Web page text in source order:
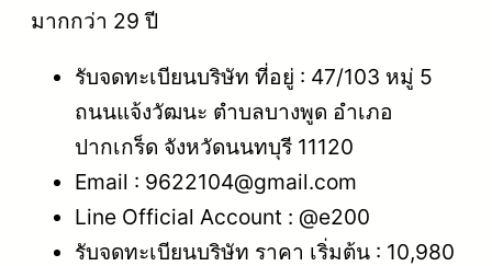
มากกว่า 29 ปี
รับจดทะเบียนบริษัท ที่อยู่ : 47/103 หมู่ 5
ถนนแจ้งวัฒนะ ตำบลบางพูด อำเภอ
ปากเกร็ด จังหวัดนนทบุรี 11120
Email : 9622104@gmail.com
Line Official Account : @e200
รับจดทะเบียนบริษัท ราคา เริ่มต้น : 10,980